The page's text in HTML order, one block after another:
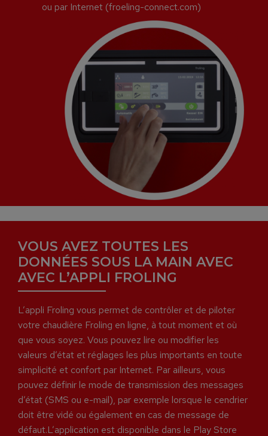
ou par Internet (froeling-connect.com)
VOUS AVEZ TOUTES LES
DONNÉES SOUS LA MAIN AVEC
AVEC L’APPLI FROLING
L’appli Froling vous permet de contrôler et de piloter
votre chaudière Froling en ligne, à tout moment et où
que vous soyez. Vous pouvez lire ou modifier les
valeurs d’état et réglages les plus importants en toute
simplicité et confort par Internet. Par ailleurs, vous
pouvez définir le mode de transmission des messages
d’état (SMS ou e-mail), par exemple lorsque le cendrier
doit être vidé ou également en cas de message de
défaut.L’application est disponible dans le Play Store